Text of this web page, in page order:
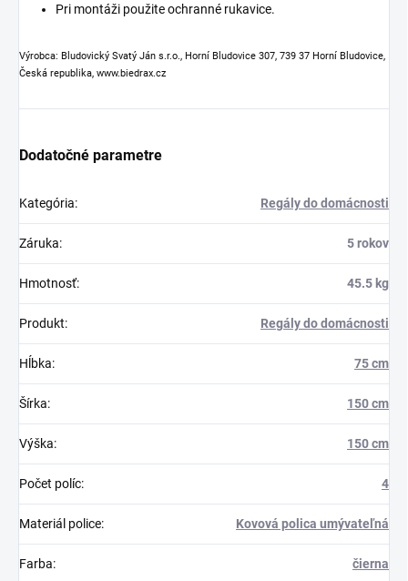
Pri montáži použite ochranné rukavice.
Výrobca: Bludovický Svatý Ján s.r.o., Horní Bludovice 307, 739 37 Horní Bludovice,
Česká republika, www.biedrax.cz
Dodatočné parametre
Kategória: Regály do domácnosti
Záruka: 5 rokov
Hmotnosť: 45.5 kg
Produkt: Regály do domácnosti
Hĺbka: 75 cm
Šírka: 150 cm
Výška: 150 cm
Počet políc: 4
Materiál police: Kovová polica umývateľná
Farba: čierna